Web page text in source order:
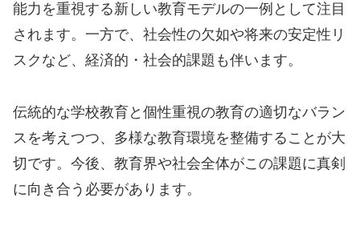
能力を重視する新しい教育モデルの一例として注目
されます。一方で、社会性の欠如や将来の安定性リ
スクなど、経済的・社会的課題も伴います。
伝統的な学校教育と個性重視の教育の適切なバラン
スを考えつつ、多様な教育環境を整備することが大
切です。今後、教育界や社会全体がこの課題に真剣
に向き合う必要があります。